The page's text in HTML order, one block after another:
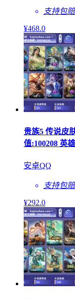
支持包赔
¥468.0
贵族5 传说皮
值:100208 英
安卓QQ
支持包赔
¥292.0